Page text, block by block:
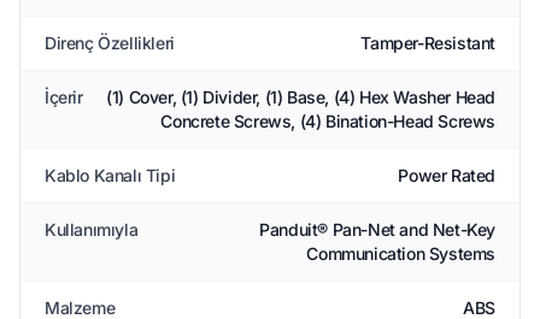
Direnç Özellikleri Tamper-Resistant
İçerir
(1) Cover, (1) Divider, (1) Base, (4) Hex Washer Head
Concrete Screws, (4) Bination-Head Screws
Kablo Kanalı Tipi Power Rated
Kullanımıyla
Panduit® Pan-Net and Net-Key
Communication Systems
Malzeme ABS